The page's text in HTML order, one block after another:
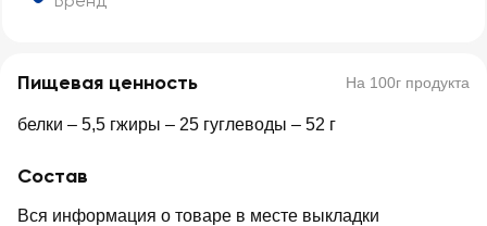
Пищевая ценность На 100г продукта
белки – 5,5 гжиры – 25 гуглеводы – 52 г
Состав
Вся информация о товаре в месте выкладки